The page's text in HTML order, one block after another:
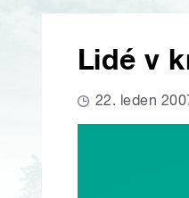
Lidé v
22. leden